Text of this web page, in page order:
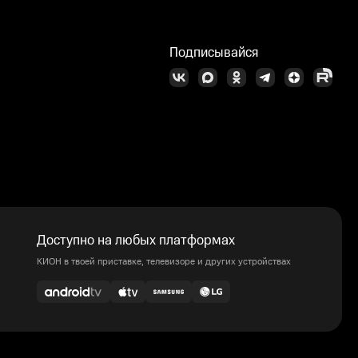
Подписывайся
Доступно на любых платформах
КИОН в твоей приставке, телевизоре и других устройствах